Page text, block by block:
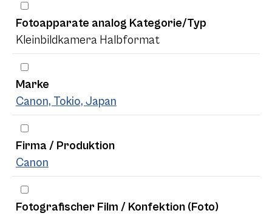
Fotoapparate analog Kategorie/Typ
Kleinbildkamera Halbformat
Marke
Canon, Tokio, Japan
Firma / Produktion
Canon
Fotografischer Film / Konfektion (Foto)